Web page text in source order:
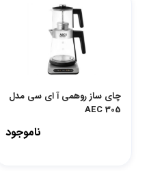
چای ساز روهمی آ ای سی مدل
AEC 305
ناموجود